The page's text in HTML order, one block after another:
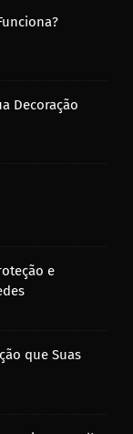
Decoração
e
que Suas